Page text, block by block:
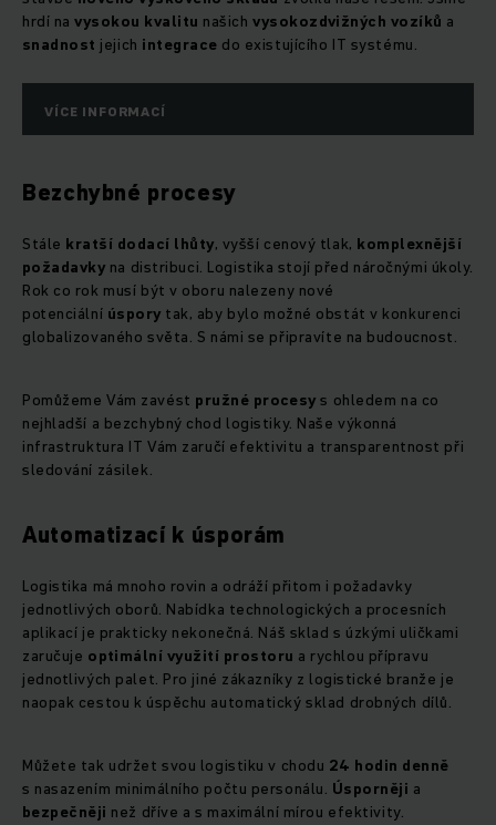
hrdí navysokou kvalitu našichvysokozdvižných vozíků a
snadnost jejich integrace do existujícího IT systému.
VÍCE INFORMACÍ
Bezchybné procesy
Stále kratší dodací lhůty, vyšší cenový tlak, komplexnější
požadavky na distribuci. Logistika stojí před náročnými úkoly.
Rok co rok musí být v oboru nalezeny nové
potenciální úspory tak, aby bylo možné obstát v konkurenci
globalizovaného světa. S námi se připravíte na budoucnost.
Pomůžeme Vám zavést pružné procesy s ohledem na co
nejhladší a bezchybný chod logistiky. Naše výkonná
infrastruktura IT Vám zaručí efektivitu a transparentnost při
sledování zásilek.
Automatizací k úsporám
Logistika má mnoho rovin a odráží přitom i požadavky
jednotlivých oborů. Nabídka technologických a procesních
aplikací je prakticky nekonečná. Náš sklad s úzkými uličkami
zaručuje optimální využití prostoru a rychlou přípravu
jednotlivých palet. Pro jiné zákazníky z logistické branže je
naopak cestou k úspěchu automatický sklad drobných dílů.
Můžete tak udržet svou logistiku v chodu 24 hodin denně
s nasazením minimálního počtu personálu. Úsporněji a
bezpečněji než dříve a s maximální mírou efektivity.